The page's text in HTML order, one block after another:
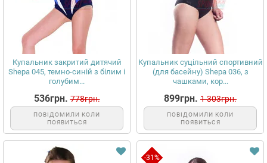
Купальник закритий дитячий
Shepa 045, темно-синій з білим і
голубим...
536грн. 778грн.
ПОВІДОМИЛИ КОЛИ
ПОЯВИТЬСЯ
Купальник суцільний спортивний
(для басейну) Shepa 036, з
чашками, кор...
899грн. 1 303грн.
ПОВІДОМИЛИ КОЛИ
ПОЯВИТЬСЯ
-31%